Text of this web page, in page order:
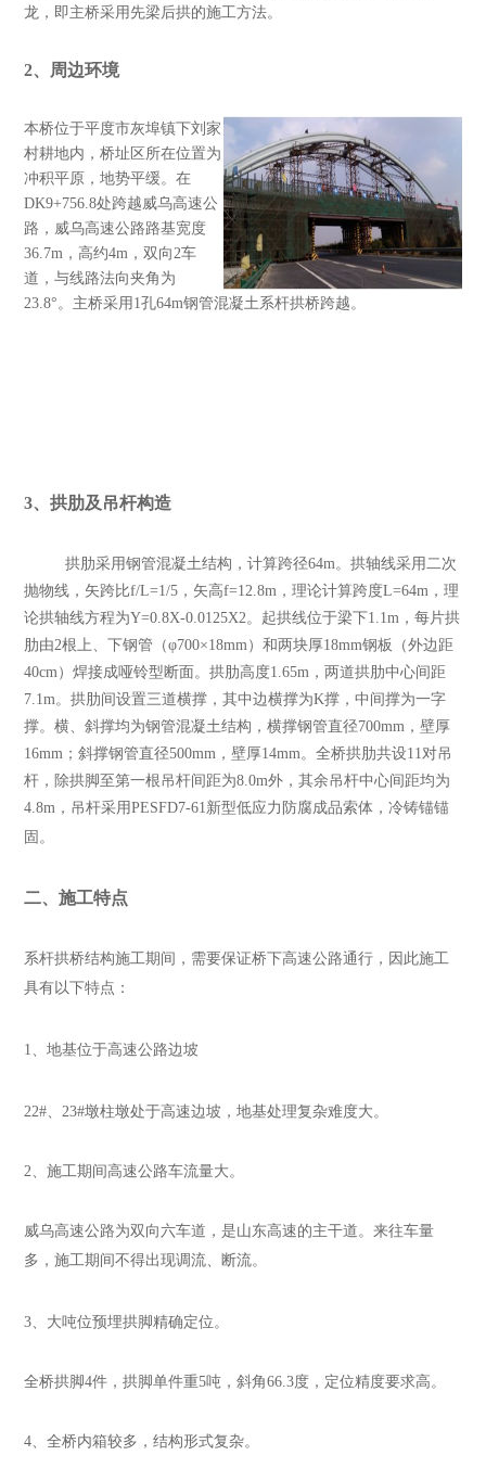
龙，即主桥采用先梁后拱的施工方法。
2、周边环境
本桥位于平度市灰埠镇下刘家
村耕地内，桥址区所在位置为
冲积平原，地势平缓。在
DK9+756.8处跨越威乌高速公
路，威乌高速公路路基宽度
36.7m，高约4m，双向2车
道，与线路法向夹角为
23.8°。主桥采用1孔64m钢管混凝土系杆拱桥跨越。
3、拱肋及吊杆构造
拱肋采用钢管混凝土结构，计算跨径64m。拱轴线采用二次
抛物线，矢跨比f/L=1/5，矢高f=12.8m，理论计算跨度L=64m，理
论拱轴线方程为Y=0.8X-0.0125X2。起拱线位于梁下1.1m，每片拱
肋由2根上、下钢管（φ700×18mm）和两块厚18mm钢板（外边距
40cm）焊接成哑铃型断面。拱肋高度1.65m，两道拱肋中心间距
7.1m。拱肋间设置三道横撑，其中边横撑为K撑，中间撑为一字
撑。横、斜撑均为钢管混凝土结构，横撑钢管直径700mm，壁厚
16mm；斜撑钢管直径500mm，壁厚14mm。全桥拱肋共设11对吊
杆，除拱脚至第一根吊杆间距为8.0m外，其余吊杆中心间距均为
4.8m，吊杆采用PESFD7-61新型低应力防腐成品索体，冷铸锚锚
固。
二、施工特点
系杆拱桥结构施工期间，需要保证桥下高速公路通行，因此施工
具有以下特点：
1、地基位于高速公路边坡
22#、23#墩柱墩处于高速边坡，地基处理复杂难度大。
2、施工期间高速公路车流量大。
威乌高速公路为双向六车道，是山东高速的主干道。来往车量
多，施工期间不得出现调流、断流。
3、大吨位预埋拱脚精确定位。
全桥拱脚4件，拱脚单件重5吨，斜角66.3度，定位精度要求高。
4、全桥内箱较多，结构形式复杂。